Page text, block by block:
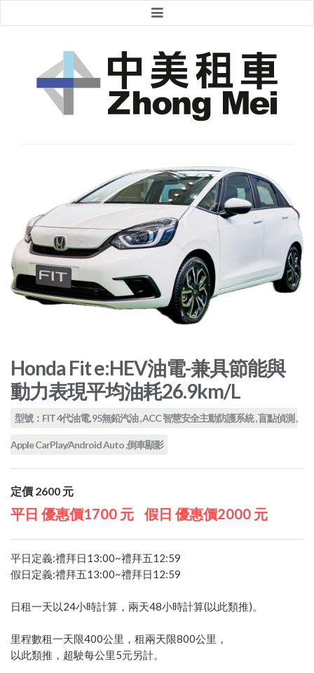
Honda Fit e:HEV油電-兼具節能與
動力表現平均油耗26.9km/L
型號：FIT 4代油電, 95無鉛汽油 , ACC 智慧安全主動防護系統 , 盲點偵測 ,
Apple CarPlay/Android Auto ,倒車顯影
定價 2600 元
平日 優惠價1700 元 假日 優惠價2000 元
平日定義:禮拜日13:00~禮拜五12:59
假日定義:禮拜五13:00~禮拜日12:59
日租一天以24小時計算，兩天48小時計算(以此類推)。
里程數租一天限400公里，租兩天限800公里，
以此類推，超駛每公里5元另計。